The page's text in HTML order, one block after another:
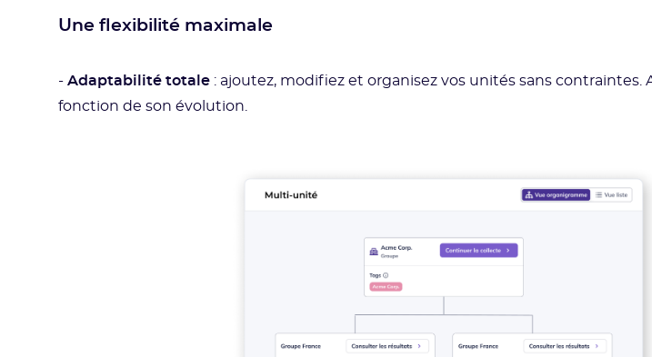
Une flexibilité maximale
- Adaptabilité totale : ajoutez, modifiez et organisez vos unités sans contraintes.
fonction de son évolution.